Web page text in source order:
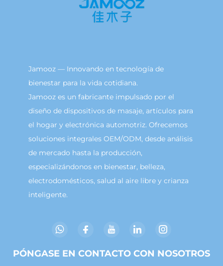
Jamooz — Innovando en tecnología de
bienestar para la vida cotidiana.
Jamooz es un fabricante impulsado por el
diseño de dispositivos de masaje, artículos para
el hogar y electrónica automotriz. Ofrecemos
soluciones integrales OEM/ODM, desde análisis
de mercado hasta la producción,
especializándonos en bienestar, belleza,
electrodomésticos, salud al aire libre y crianza
inteligente.
PÓNGASE EN CONTACTO CON NOSOTROS